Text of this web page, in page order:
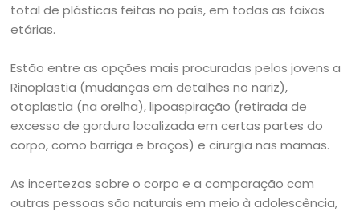
total de plásticas feitas no país, em todas as faixas
etárias.
Estão entre as opções mais procuradas pelos jovens a
Rinoplastia (mudanças em detalhes no nariz),
otoplastia (na orelha), lipoaspiração (retirada de
excesso de gordura localizada em certas partes do
corpo, como barriga e braços) e cirurgia nas mamas.
As incertezas sobre o corpo e a comparação com
outras pessoas são naturais em meio à adolescência,